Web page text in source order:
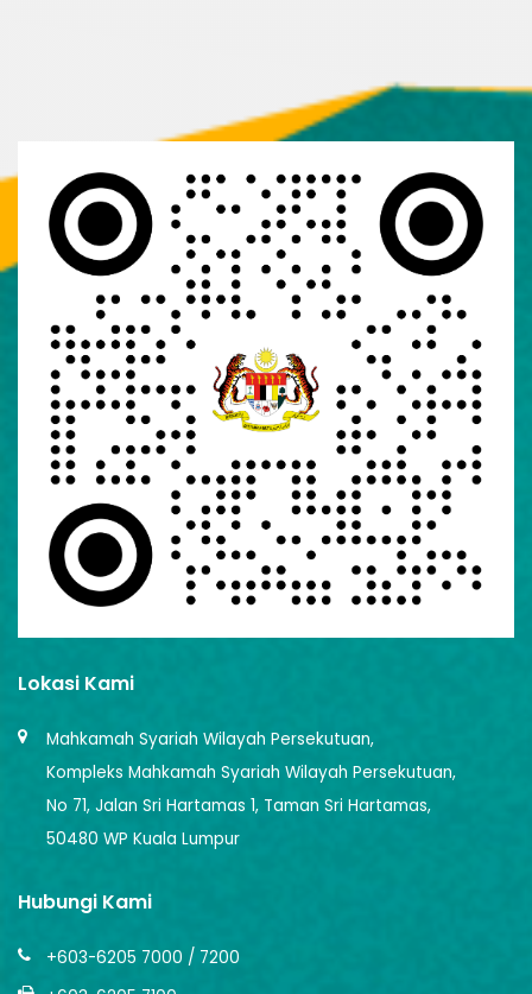
Lokasi Kami
Mahkamah Syariah Wilayah Persekutuan,
Kompleks Mahkamah Syariah Wilayah Persekutuan,
No 71, Jalan Sri Hartamas 1, Taman Sri Hartamas,
50480 WP Kuala Lumpur
Hubungi Kami
+603-6205 7000 / 7200